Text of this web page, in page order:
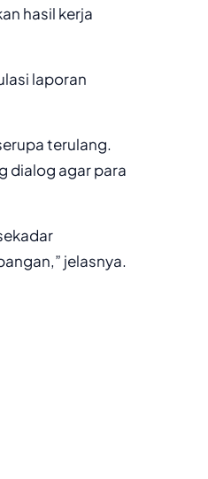
hasil kerja
laporan
terulang.
dialog agar para
jelasnya.